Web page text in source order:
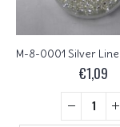
€1,09